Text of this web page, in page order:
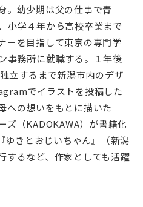
。幼少期は父の仕事で青
小学４年から高校卒業まで
ーを目指して東京の専門学
事務所に就職する。１年後
立するまで新潟市内のデザ
でイラストを投稿した
への想いをもとに描いた
ズ（KADOKAWA）が書籍化
ゆきとおじいちゃん』（新潟
するなど、作家としても活躍